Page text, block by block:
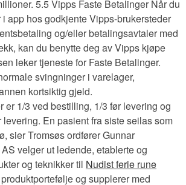
5.5 Vipps Faste Betalinger Når du
app hos godkjente Vipps-brukersteder
og/eller betalingsavtaler med
kan du benytte deg av Vipps kjøpe
leker tjeneste for Faste Betalinger.
svingninger i varelager,
kortsiktig gjeld.
er 1/3 ved bestilling, 1/3 før levering og
levering. En pasient fra siste seilas som
sier Tromsøs ordfører Gunnar
velger ut ledende, etablerte og
og teknikker til Nudist ferie rune
produktportefølje og supplerer med